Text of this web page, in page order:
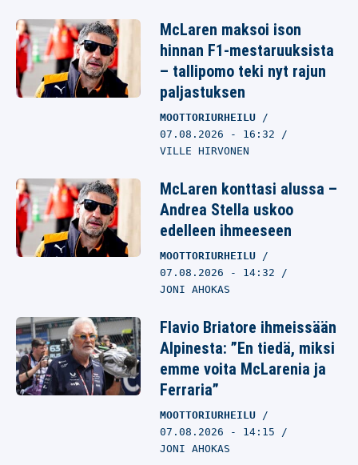
McLaren maksoi ison
hinnan F1-mestaruuksista
– tallipomo teki nyt rajun
paljastuksen
MOOTTORIURHEILU
07.08.2026 - 16:32
VILLE HIRVONEN
McLaren konttasi alussa –
Andrea Stella uskoo
edelleen ihmeeseen
MOOTTORIURHEILU
07.08.2026 - 14:32
JONI AHOKAS
Flavio Briatore ihmeissään
Alpinesta: ”En tiedä, miksi
emme voita McLarenia ja
Ferraria”
MOOTTORIURHEILU
07.08.2026 - 14:15
JONI AHOKAS